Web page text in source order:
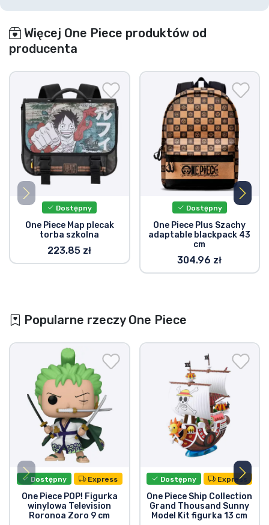
Więcej One Piece produktów od
producenta
Dostępny
One Piece Map plecak
torba szkolna
223.85 zł
Dostępny
One Piece Plus Szachy
adaptable blackpack 43
cm
304.96 zł
Popularne rzeczy One Piece
Dostępny Express
One Piece POP! Figurka
winylowa Television
Roronoa Zoro 9 cm
Dostępny Express
One Piece Ship Collection
Grand Thousand Sunny
Model Kit figurka 13 cm